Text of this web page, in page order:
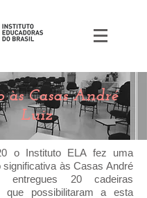
às Casas André
Luiz
o Instituto ELA fez uma
significativa às Casas André
entregues 20 cadeiras
que possibilitaram a esta